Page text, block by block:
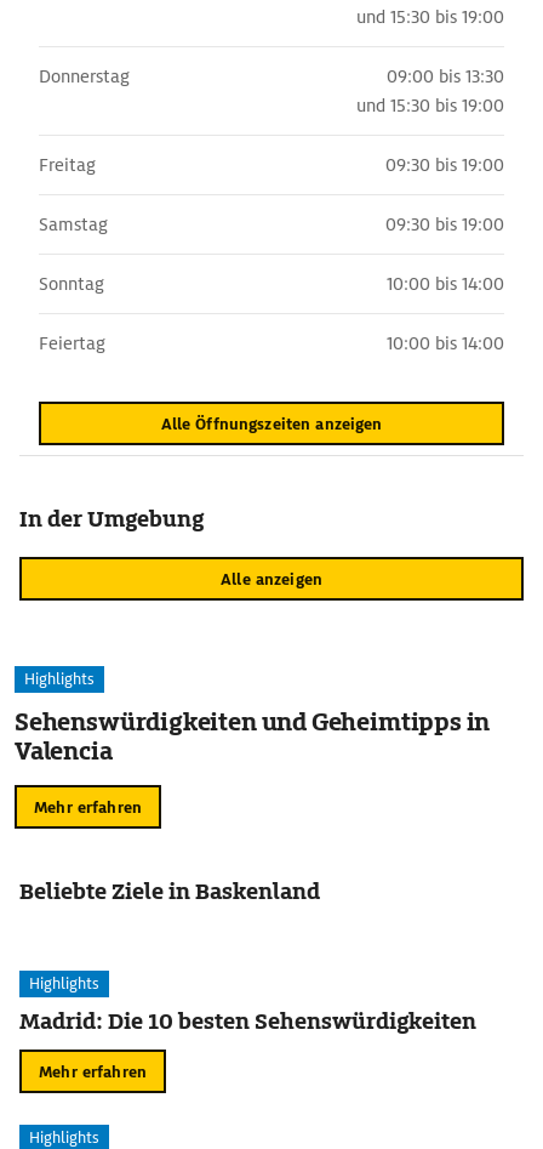
und 15:30 bis 19:00
Donnerstag
09:00 bis 13:30
und 15:30 bis 19:00
Freitag 09:30 bis 19:00
Samstag 09:30 bis 19:00
Sonntag 10:00 bis 14:00
Feiertag 10:00 bis 14:00
Alle Öffnungszeiten anzeigen
In der Umgebung
Alle anzeigen
Highlights
Sehenswürdigkeiten und Geheimtipps in
Valencia
Mehr erfahren
Beliebte Ziele in Baskenland
Highlights
Madrid: Die 10 besten Sehenswürdigkeiten
Mehr erfahren
Highlights